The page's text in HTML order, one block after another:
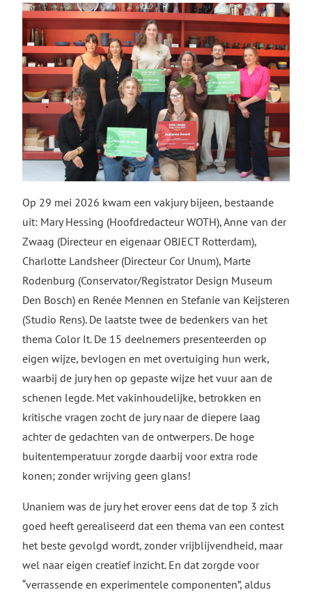
Op 29 mei 2026 kwam een vakjury bijeen, bestaande
uit: Mary Hessing (Hoofdredacteur WOTH), Anne van der
Zwaag (Directeur en eigenaar OBJECT Rotterdam),
Charlotte Landsheer (Directeur Cor Unum), Marte
Rodenburg (Conservator/Registrator Design Museum
Den Bosch) en Renée Mennen en Stefanie van Keijsteren
(Studio Rens). De laatste twee de bedenkers van het
thema Color It. De 15 deelnemers presenteerden op
eigen wijze, bevlogen en met overtuiging hun werk,
waarbij de jury hen op gepaste wijze het vuur aan de
schenen legde. Met vakinhoudelijke, betrokken en
kritische vragen zocht de jury naar de diepere laag
achter de gedachten van de ontwerpers. De hoge
buitentemperatuur zorgde daarbij voor extra rode
konen; zonder wrijving geen glans!
Unaniem was de jury het erover eens dat de top 3 zich
goed heeft gerealiseerd dat een thema van een contest
het beste gevolgd wordt, zonder vrijblijvendheid, maar
wel naar eigen creatief inzicht. En dat zorgde voor
“verrassende en experimentele componenten”, aldus